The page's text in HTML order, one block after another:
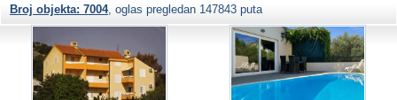
Broj objekta: 7004, oglas pregledan 147843 puta